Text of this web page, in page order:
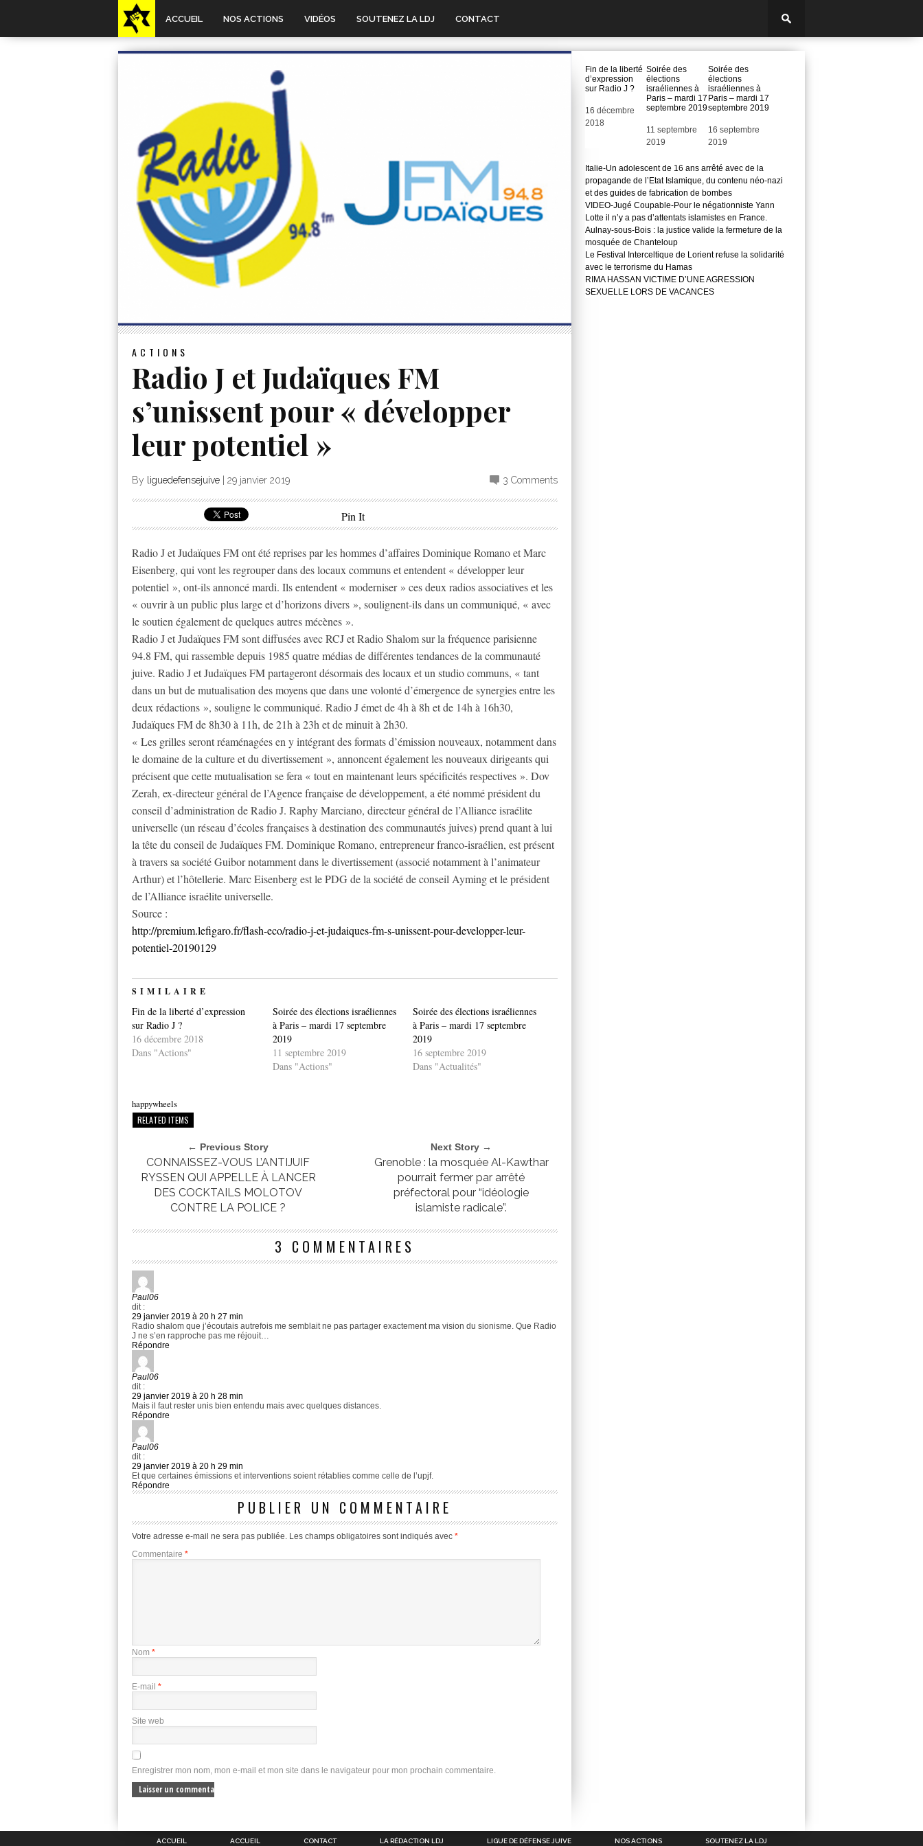
ACCUEIL NOS ACTIONS VIDÉOS SOUTENEZ LA LDJ CONTACT
ACTIONS
Radio J et Judaïques FM
s’unissent pour « développer
leur potentiel »
By liguedefensejuive 29 janvier 2019 3 Comments
Pin It
Radio J et Judaïques FM ont été reprises par les hommes d’affaires Dominique Romano et Marc
Eisenberg, qui vont les regrouper dans des locaux communs et entendent « développer leur
potentiel », ont-ils annoncé mardi. Ils entendent « moderniser » ces deux radios associatives et les
« ouvrir à un public plus large et d’horizons divers », soulignent-ils dans un communiqué, « avec
le soutien également de quelques autres mécènes ».
Radio J et Judaïques FM sont diffusées avec RCJ et Radio Shalom sur la fréquence parisienne
94.8 FM, qui rassemble depuis 1985 quatre médias de différentes tendances de la communauté
juive. Radio J et Judaïques FM partageront désormais des locaux et un studio communs, « tant
dans un but de mutualisation des moyens que dans une volonté d’émergence de synergies entre les
deux rédactions », souligne le communiqué. Radio J émet de 4h à 8h et de 14h à 16h30,
Judaïques FM de 8h30 à 11h, de 21h à 23h et de minuit à 2h30.
« Les grilles seront réaménagées en y intégrant des formats d’émission nouveaux, notamment dans
le domaine de la culture et du divertissement », annoncent également les nouveaux dirigeants qui
précisent que cette mutualisation se fera « tout en maintenant leurs spécificités respectives ». Dov
Zerah, ex-directeur général de l’Agence française de développement, a été nommé président du
conseil d’administration de Radio J. Raphy Marciano, directeur général de l’Alliance israélite
universelle (un réseau d’écoles françaises à destination des communautés juives) prend quant à lui
la tête du conseil de Judaïques FM. Dominique Romano, entrepreneur franco-israélien, est présent
à travers sa société Guibor notamment dans le divertissement (associé notamment à l’animateur
Arthur) et l’hôtellerie. Marc Eisenberg est le PDG de la société de conseil Ayming et le président
de l’Alliance israélite universelle.
Source :
http://premium.lefigaro.fr/flash-eco/radio-j-et-judaiques-fm-s-unissent-pour-developper-leur-
potentiel-20190129
SIMILAIRE
Fin de la liberté d’expression
sur Radio J ?
16 décembre 2018
Dans "Actions"
Soirée des élections israéliennes
à Paris – mardi 17 septembre
2019
11 septembre 2019
Dans "Actions"
Soirée des élections israéliennes
à Paris – mardi 17 septembre
2019
16 septembre 2019
Dans "Actualités"
happywheels
RELATED ITEMS
← Previous Story
CONNAISSEZ-VOUS L’ANTIJUIF
RYSSEN QUI APPELLE À LANCER
DES COCKTAILS MOLOTOV
CONTRE LA POLICE ?
Next Story →
Grenoble : la mosquée Al-Kawthar
pourrait fermer par arrêté
préfectoral pour “idéologie
islamiste radicale”.
3 COMMENTAIRES
Paul06
dit :
29 janvier 2019 à 20 h 27 min
Radio shalom que j’écoutais autrefois me semblait ne pas partager exactement ma vision du sionisme. Que Radio
J ne s’en rapproche pas me réjouit…
Répondre
Paul06
dit :
29 janvier 2019 à 20 h 28 min
Mais il faut rester unis bien entendu mais avec quelques distances.
Répondre
Paul06
dit :
29 janvier 2019 à 20 h 29 min
Et que certaines émissions et interventions soient rétablies comme celle de l’upjf.
Répondre
PUBLIER UN COMMENTAIRE
Votre adresse e-mail ne sera pas publiée. Les champs obligatoires sont indiqués avec *
Commentaire *
Nom *
E-mail *
Site web
Enregistrer mon nom, mon e-mail et mon site dans le navigateur pour mon prochain commentaire.
Fin de la liberté
d’expression
sur Radio J ?
Date
16 décembre
2018
Soirée des
élections
israéliennes à
Paris – mardi 17
septembre 2019
Date
11 septembre
2019
Soirée des
élections
israéliennes à
Paris – mardi 17
septembre 2019
Date
16 septembre
2019
Italie-Un adolescent de 16 ans arrêté avec de la
propagande de l’Etat Islamique, du contenu néo-nazi
et des guides de fabrication de bombes
VIDEO-Jugé Coupable-Pour le négationniste Yann
Lotte il n’y a pas d’attentats islamistes en France.
Aulnay-sous-Bois : la justice valide la fermeture de la
mosquée de Chanteloup
Le Festival Interceltique de Lorient refuse la solidarité
avec le terrorisme du Hamas
RIMA HASSAN VICTIME D’UNE AGRESSION
SEXUELLE LORS DE VACANCES
ACCUEIL ACCUEIL CONTACT LA RÉDACTION LDJ LIGUE DE DÉFENSE JUIVE NOS ACTIONS SOUTENEZ LA LDJ